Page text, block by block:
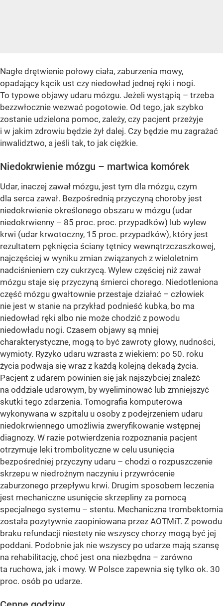
Nagłe drętwienie połowy ciała, zaburzenia mowy,
opadający kącik ust czy niedowład jednej ręki i nogi.
To typowe objawy udaru mózgu. Jeżeli wystąpią – trzeba
bezzwłocznie wezwać pogotowie. Od tego, jak szybko
zostanie udzielona pomoc, zależy, czy pacjent przeżyje
i w jakim zdrowiu będzie żył dalej. Czy będzie mu zagrażać
inwalidztwo, a jeśli tak, to jak ciężkie.
Niedokrwienie mózgu – martwica komórek
Udar, inaczej zawał mózgu, jest tym dla mózgu, czym
dla serca zawał. Bezpośrednią przyczyną choroby jest
niedokrwienie określonego obszaru w mózgu (udar
niedokrwienny – 85 proc. proc. przypadków) lub wylew
krwi (udar krwotoczny, 15 proc. przypadków), który jest
rezultatem pęknięcia ściany tętnicy wewnątrzczaszkowej,
najczęściej w wyniku zmian związanych z wieloletnim
nadciśnieniem czy cukrzycą. Wylew częściej niż zawał
mózgu staje się przyczyną śmierci chorego. Niedotleniona
część mózgu gwałtownie przestaje działać – człowiek
nie jest w stanie na przykład podnieść kubka, bo ma
niedowład ręki albo nie może chodzić z powodu
niedowładu nogi. Czasem objawy są mniej
charakterystyczne, mogą to być zawroty głowy, nudności,
wymioty. Ryzyko udaru wzrasta z wiekiem: po 50. roku
życia podwaja się wraz z każdą kolejną dekadą życia.
Pacjent z udarem powinien się jak najszybciej znaleźć
na oddziale udarowym, by wyeliminować lub zmniejszyć
skutki tego zdarzenia. Tomografia komputerowa
wykonywana w szpitalu u osoby z podejrzeniem udaru
niedokrwiennego umożliwia zweryfikowanie wstępnej
diagnozy. W razie potwierdzenia rozpoznania pacjent
otrzymuje leki trombolityczne w celu usunięcia
bezpośredniej przyczyny udaru – chodzi o rozpuszczenie
skrzepu w niedrożnym naczyniu i przywrócenie
zaburzonego przepływu krwi. Drugim sposobem leczenia
jest mechaniczne usunięcie skrzepliny za pomocą
specjalnego systemu – stentu. Mechaniczna trombektomia
została pozytywnie zaopiniowana przez AOTMiT. Z powodu
braku refundacji niestety nie wszyscy chorzy mogą być jej
poddani. Podobnie jak nie wszyscy po udarze mają szansę
na rehabilitację, choć jest ona niezbędna – zarówno
ta ruchowa, jak i mowy. W Polsce zapewnia się tylko ok. 30
proc. osób po udarze.